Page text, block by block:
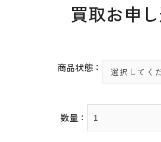
買取お申
商品状態：
数量：